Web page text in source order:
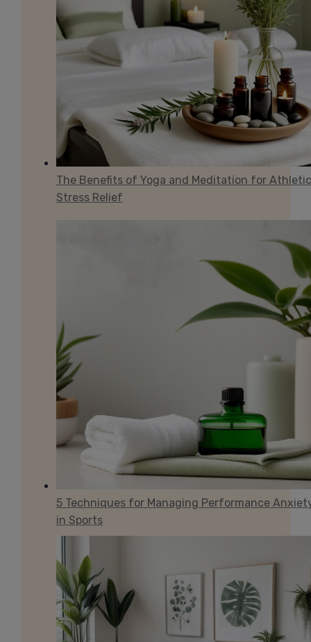
The Benefits of Yoga and Meditation for Athletic
Stress Relief
5 Techniques for Managing Performance
in Sports